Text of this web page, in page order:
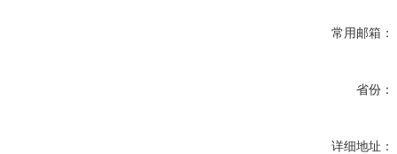
常用邮箱：
省份：
详细地址：